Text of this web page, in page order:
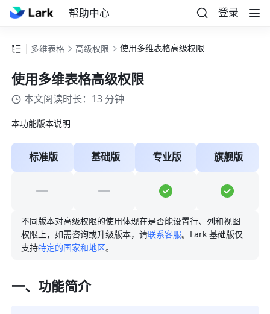
帮助中心 登录
多维表格 高级权限 使用多维表格高级权限
使用多维表格高级权限
本文阅读时长：13 分钟
本功能版本说明
标准版 基础版 专业版 旗舰版
不同版本对高级权限的使用体现在是否能设置行、列和视图
权限上，如需咨询或升级版本，请联系客服。Lark 基础版仅
支持特定的国家和地区。
一、功能简介